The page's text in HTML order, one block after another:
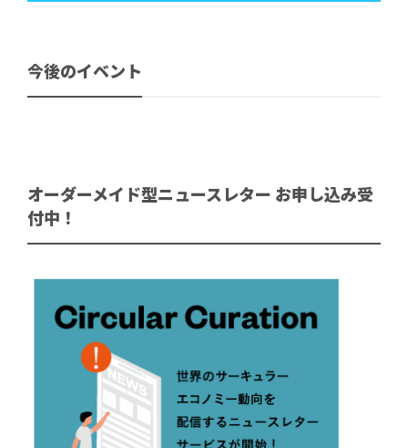
今後のイベント
オーダーメイド型ニュースレター お申し込み受
付中！